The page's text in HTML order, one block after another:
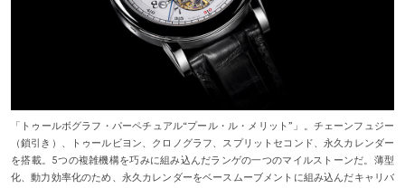
「トゥールボグラフ・パーペチュアル“プール・ル・メリット”」。チェーンフュジー
（鎖引き）、トゥールビヨン、クロノグラフ、スプリットセコンド、永久カレンダー
を搭載。5つの複雑機構を巧みに組み込んだランゲの一つのマイルストーンだ。薄型
化、動力効率化のため、永久カレンダーをベースムーブメントに組み込んだキャリバ